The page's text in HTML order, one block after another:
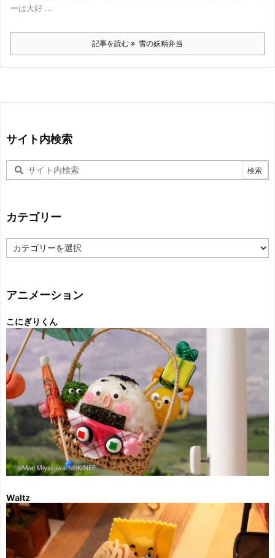
ーは大好 ...
記事を読む 雪の妖精弁当
サイト内検索
カテゴリー
テ
ー
アニメーション
こにぎりくん
Waltz